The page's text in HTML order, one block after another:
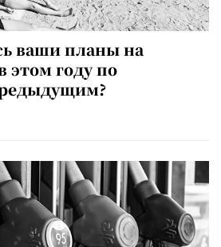
ваши планы на
этом году по